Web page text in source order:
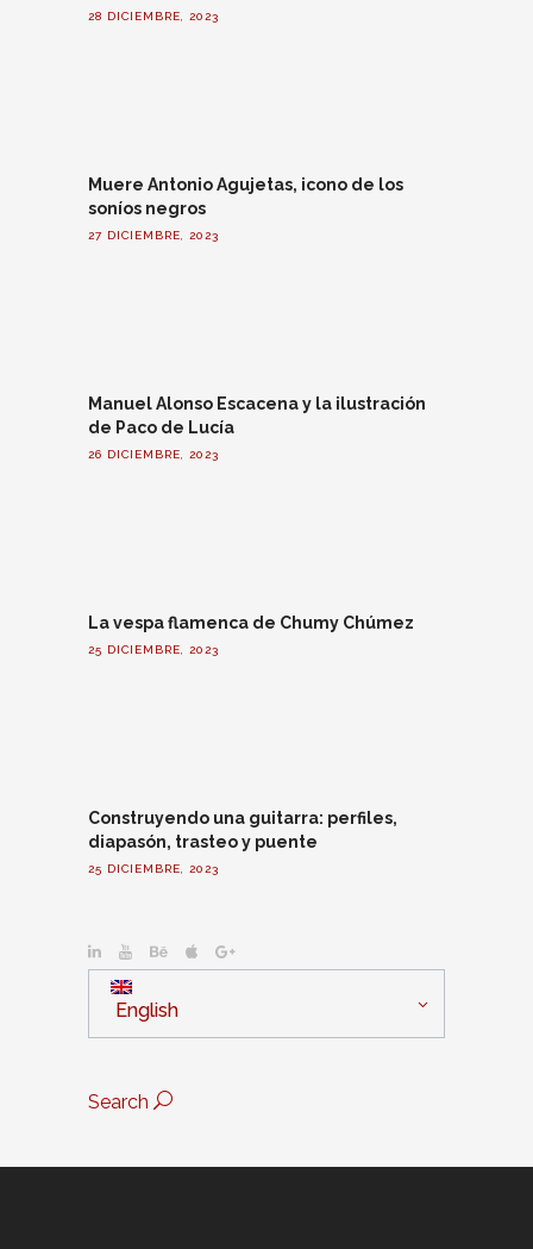
28 DICIEMBRE, 2023
Muere Antonio Agujetas, icono de los
soníos negros
27 DICIEMBRE, 2023
Manuel Alonso Escacena y la ilustración
de Paco de Lucía
26 DICIEMBRE, 2023
La vespa flamenca de Chumy Chúmez
25 DICIEMBRE, 2023
Construyendo una guitarra: perfiles,
diapasón, trasteo y puente
25 DICIEMBRE, 2023
English
Search